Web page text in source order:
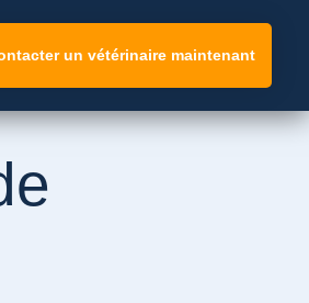
un vétérinaire maintenant